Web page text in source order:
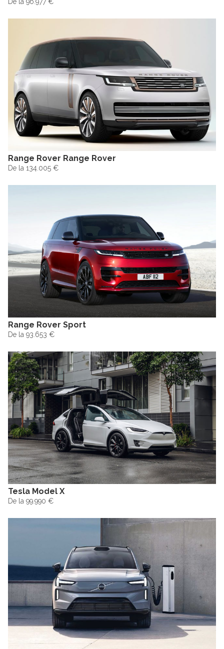
Range Rover Range Rover
De la 134.005 €
Range Rover Sport
De la 93.653 €
Tesla Model X
De la 99.990 €